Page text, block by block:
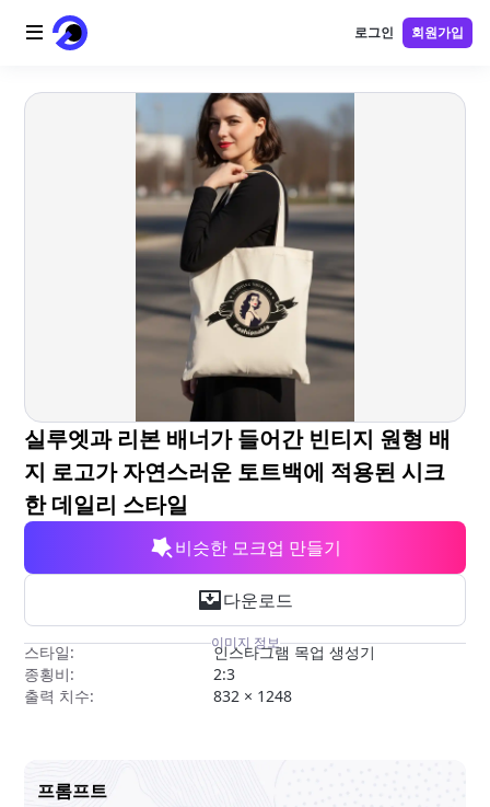
홈
블로그
무료 도구
로그인 회원가입
실루엣과 리본 배너가 들어간 빈티지 원형 배
지 로고가 자연스러운 토트백에 적용된 시크
한 데일리 스타일
비슷한 모크업 만들기
다운로드
이미지 정보
스타일:
인스타그램 목업 생성기
종횡비:
2:3
출력 치수:
832 × 1248
프롬프트